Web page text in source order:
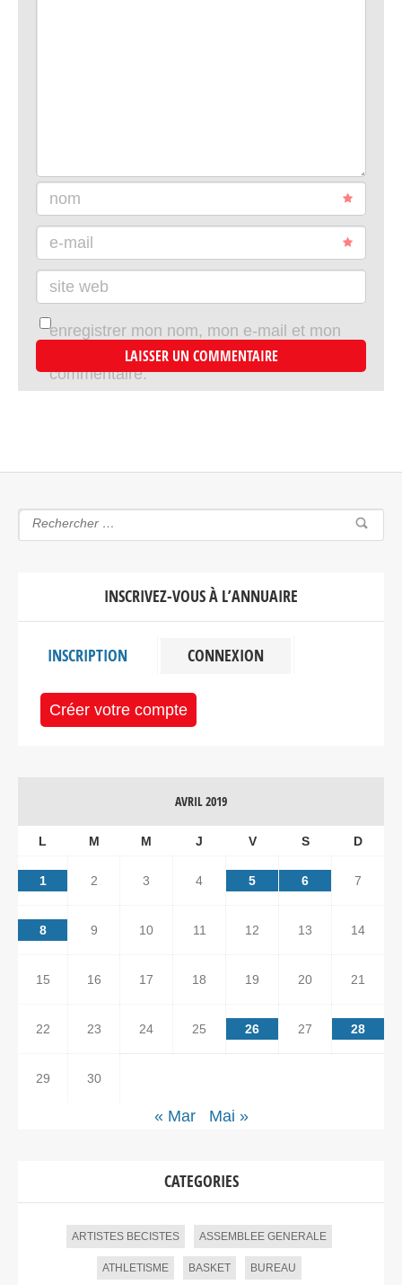
nom
e-mail
site web
enregistrer mon nom, mon e-mail et mon
site dans le navigateur pour mon prochain
commentaire.
INSCRIVEZ-VOUS À L’ANNUAIRE
INSCRIPTION CONNEXION
Créer votre compte
AVRIL 2019
L M M J V S D
1 2 3 4 5 6 7
8 9 10 11 12 13 14
15 16 17 18 19 20 21
22 23 24 25 26 27 28
29 30
« Mar Mai »
CATEGORIES
ARTISTES BECISTES ASSEMBLEE GENERALE
ATHLETISME BASKET BUREAU